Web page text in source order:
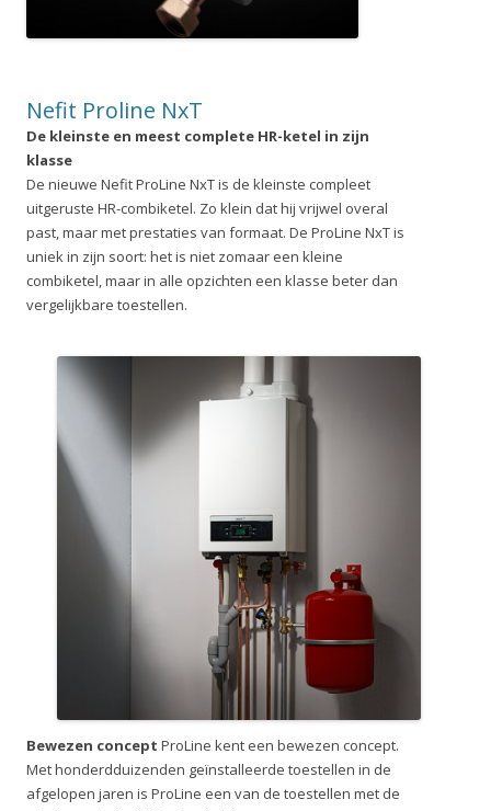
Nefit Proline NxT
De kleinste en meest complete HR-ketel in zijn
klasse
De nieuwe Nefit ProLine NxT is de kleinste compleet
uitgeruste HR-combiketel. Zo klein dat hij vrijwel overal
past, maar met prestaties van formaat. De ProLine NxT is
uniek in zijn soort: het is niet zomaar een kleine
combiketel, maar in alle opzichten een klasse beter dan
vergelijkbare toestellen.
Bewezen concept ProLine kent een bewezen concept.
Met honderdduizenden geïnstalleerde toestellen in de
afgelopen jaren is ProLine een van de toestellen met de